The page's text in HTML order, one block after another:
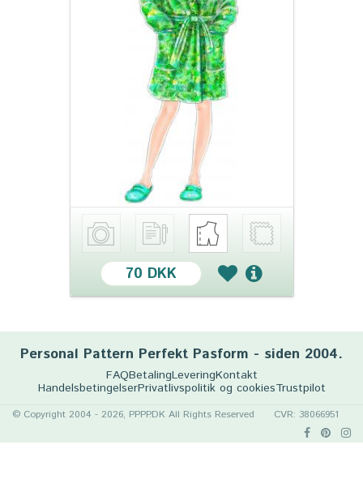
70 DKK
Personal Pattern Perfekt Pasform - siden 2004.
FAQBetalingLeveringKontakt
HandelsbetingelserPrivatlivspolitik og cookiesTrustpilot
© Copyright 2004 - 2026, PPPP.DK All Rights Reserved CVR: 38066951